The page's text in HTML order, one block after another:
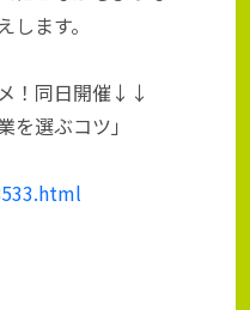
ます。
！同日開催↓↓
を選ぶコツ」